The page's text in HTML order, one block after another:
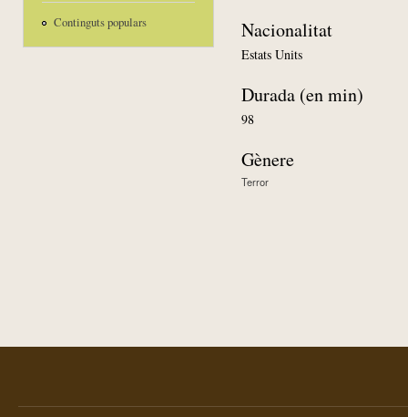
Continguts populars Nacionalitat
Estats Units
Durada (en min)
98
Gènere
Terror